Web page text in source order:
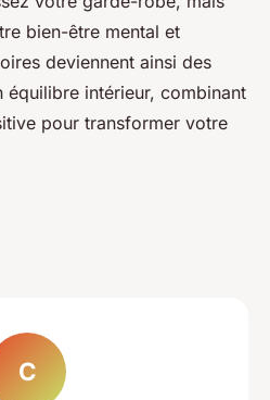
bien-être mental et
deviennent ainsi des
équilibre intérieur, combinant
pour transformer votre
C